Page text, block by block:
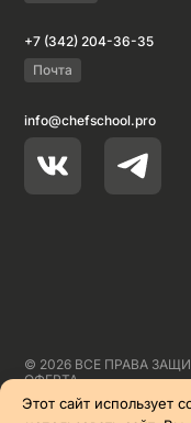
+7 (342) 204-36-35
Почта
info@chefschool.pro
© 2026 ВСЕ ПРАВА
ОФЕРТА
СПОСОБЫ ОПЛАТЫ
СОГЛАШЕНИЕ
Этот сайт использует